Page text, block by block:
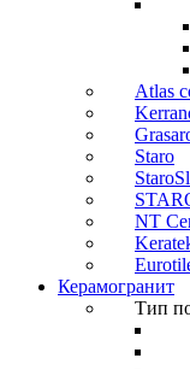
Atlas
Staro
NT
Керамогранит
Тип